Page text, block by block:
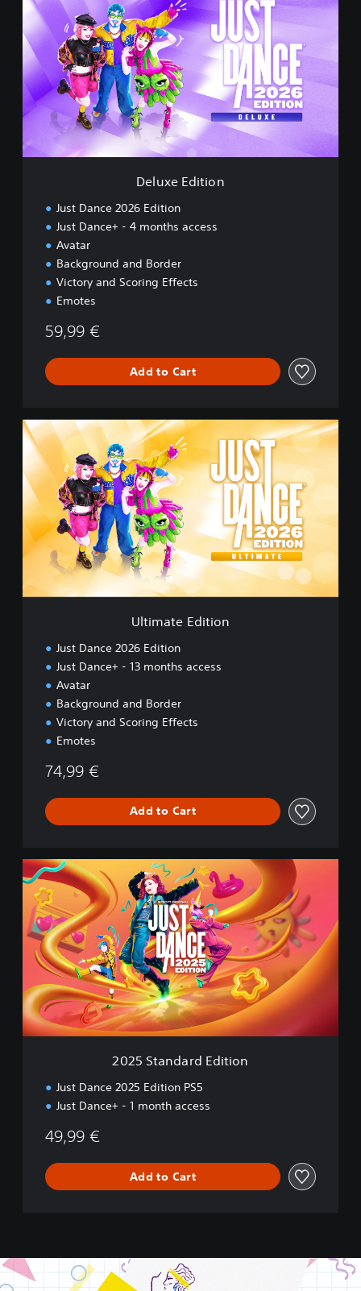
u
e
E
d
i
o
Deluxe Edition
Just Dance 2026 Edition
Just Dance+ - 4 months access
Avatar
Background and Border
Victory and Scoring Effects
Emotes
59,99 €
Add to Cart
U
i
m
a
t
i
t
Ultimate Edition
Just Dance 2026 Edition
Just Dance+ - 13 months access
Avatar
Background and Border
Victory and Scoring Effects
Emotes
74,99 €
Add to Cart
2
0
S
d
a
r
d
2025 Standard Edition
Just Dance 2025 Edition PS5
Just Dance+ - 1 month access
49,99 €
Add to Cart